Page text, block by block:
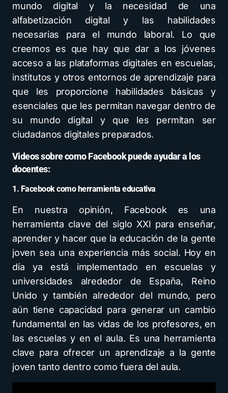
mundo digital y la necesidad de una
alfabetización digital y las habilidades
necesarias para el mundo laboral. Lo que
creemos es que hay que dar a los jóvenes
acceso a las plataformas digitales en escuelas,
institutos y otros entornos de aprendizaje para
que les proporcione habilidades básicas y
esenciales que les permitan navegar dentro de
su mundo digital y que les permitan ser
ciudadanos digitales preparados.
Videos sobre como Facebook puede ayudar a los
docentes:
1. Facebook como herramienta educativa
En nuestra opinión, Facebook es una
herramienta clave del siglo XXI para enseñar,
aprender y hacer que la educación de la gente
joven sea una experiencia más social. Hoy en
día ya está implementado en escuelas y
universidades alrededor de España, Reino
Unido y también alrededor del mundo, pero
aún tiene capacidad para generar un cambio
fundamental en las vidas de los profesores, en
las escuelas y en el aula. Es una herramienta
clave para ofrecer un aprendizaje a la gente
joven tanto dentro como fuera del aula.